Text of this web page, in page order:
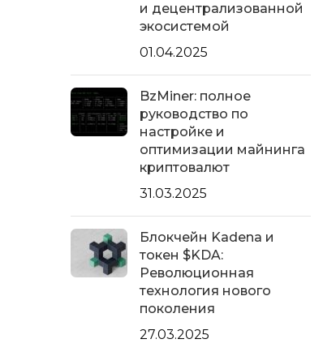
и децентрализованной
экосистемой
01.04.2025
BzMiner: полное
руководство по
настройке и
оптимизации майнинга
криптовалют
31.03.2025
Блокчейн Kadena и
токен $KDA:
Революционная
технология нового
поколения
27.03.2025